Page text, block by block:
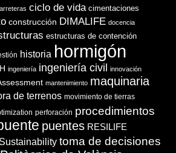
ciclo de vida cimentaciones
construcción DIMALIFE docencia
estructuras de contención
historia hormigón
ingeniería ingeniería civil innovación
mantenimiento maquinaria
de terrenos movimiento de tierras
perforación procedimientos
puentes RESILIFE
Sustainability toma de decisiones